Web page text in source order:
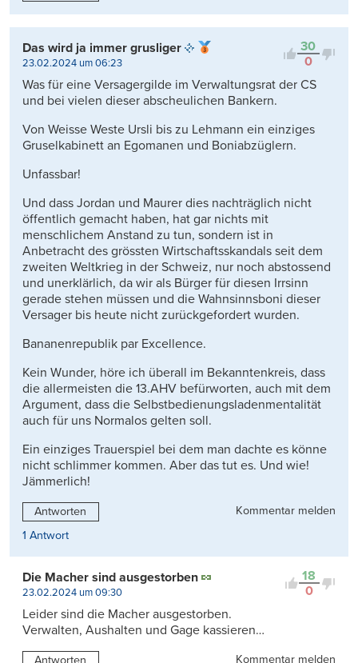
30
0
Das wird ja immer grusliger
23.02.2024 um 06:23
Was für eine Versagergilde im Verwaltungsrat der CS
und bei vielen dieser abscheulichen Bankern.
Von Weisse Weste Ursli bis zu Lehmann ein einziges
Gruselkabinett an Egomanen und Boniabzüglern.
Unfassbar!
Und dass Jordan und Maurer dies nachträglich nicht
öffentlich gemacht haben, hat gar nichts mit
menschlichem Anstand zu tun, sondern ist in
Anbetracht des grössten Wirtschaftsskandals seit dem
zweiten Weltkrieg in der Schweiz, nur noch abstossend
und unerklärlich, da wir als Bürger für diesen Irrsinn
gerade stehen müssen und die Wahnsinnsboni dieser
Versager bis heute nicht zurückgefordert wurden.
Bananenrepublik par Excellence.
Kein Wunder, höre ich überall im Bekanntenkreis, dass
die allermeisten die 13.AHV befürworten, auch mit dem
Argument, dass die Selbstbedienungsladenmentalität
auch für uns Normalos gelten soll.
Ein einziges Trauerspiel bei dem man dachte es könne
nicht schlimmer kommen. Aber das tut es. Und wie!
Jämmerlich!
Antworten
Kommentar melden
1 Antwort
18
0
Die Macher sind ausgestorben
23.02.2024 um 09:30
Leider sind die Macher ausgestorben.
Verwalten, Aushalten und Gage kassieren…
Kommentar melden